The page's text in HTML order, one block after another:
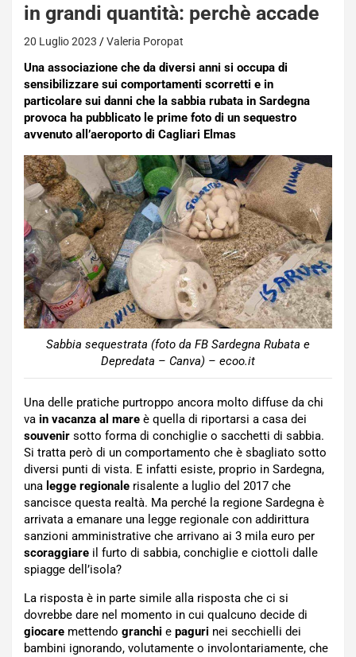
in grandi quantità: perchè accade
20 Luglio 2023 Valeria Poropat
Una associazione che da diversi anni si occupa di
sensibilizzare sui comportamenti scorretti e in
particolare sui danni che la sabbia rubata in Sardegna
provoca ha pubblicato le prime foto di un sequestro
avvenuto all’aeroporto di Cagliari Elmas
Sabbia sequestrata (foto da FB Sardegna Rubata e
Depredata – Canva) – ecoo.it
Una delle pratiche purtroppo ancora molto diffuse da chi
va in vacanza al mare è quella di riportarsi a casa dei
souvenir sotto forma di conchiglie o sacchetti di sabbia.
Si tratta però di un comportamento che è sbagliato sotto
diversi punti di vista. E infatti esiste, proprio in Sardegna,
una legge regionale risalente a luglio del 2017 che
sancisce questa realtà. Ma perché la regione Sardegna è
arrivata a emanare una legge regionale con addirittura
sanzioni amministrative che arrivano ai 3 mila euro per
scoraggiare il furto di sabbia, conchiglie e ciottoli dalle
spiagge dell’isola?
La risposta è in parte simile alla risposta che ci si
dovrebbe dare nel momento in cui qualcuno decide di
giocare mettendo granchi e paguri nei secchielli dei
bambini ignorando, volutamente o involontariamente, che